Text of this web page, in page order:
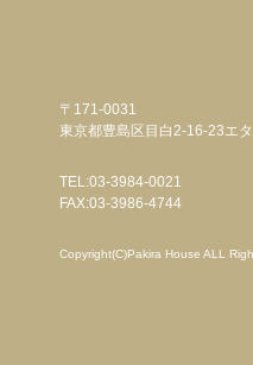
〒171-0031
東京都豊島区目白2-16-23エ
TEL:03-3984-0021
FAX:03-3986-4744
Copyright(C)Pakira House ALL